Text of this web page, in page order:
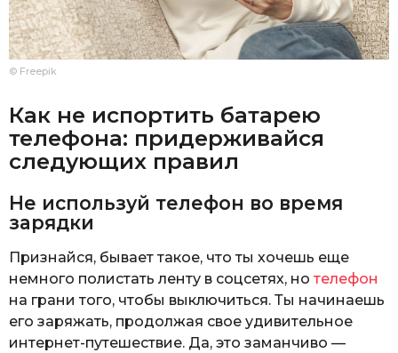
© Freepik
Как не испортить батарею
телефона: придерживайся
следующих правил
Не используй телефон во время
зарядки
Признайся, бывает такое, что ты хочешь еще
немного полистать ленту в соцсетях, но телефон
на грани того, чтобы выключиться. Ты начинаешь
его заряжать, продолжая свое удивительное
интернет-путешествие. Да, это заманчиво —